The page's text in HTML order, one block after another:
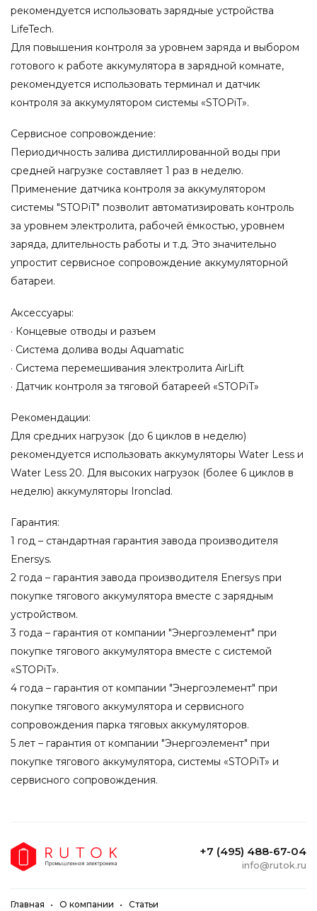
рекомендуется использовать зарядные устройства
LifeTech.
Для повышения контроля за уровнем заряда и выбором
готового к работе аккумулятора в зарядной комнате,
рекомендуется использовать терминал и датчик
контроля за аккумулятором системы «STOPiT».
Сервисное сопровождение:
Периодичность залива дистиллированной воды при
средней нагрузке составляет 1 раз в неделю.
Применение датчика контроля за аккумулятором
системы "STOPiT" позволит автоматизировать контроль
за уровнем электролита, рабочей ёмкостью, уровнем
заряда, длительность работы и т.д. Это значительно
упростит сервисное сопровождение аккумуляторной
батареи.
Аксессуары:
· Концевые отводы и разъем
· Система долива воды Aquamatic
· Система перемешивания электролита AirLift
· Датчик контроля за тяговой батареей «STOPiT»
Рекомендации:
Для средних нагрузок (до 6 циклов в неделю)
рекомендуется использовать аккумуляторы Water Less и
Water Less 20. Для высоких нагрузок (более 6 циклов в
неделю) аккумуляторы Ironclad.
Гарантия:
1 год – стандартная гарантия завода производителя
Enersys.
2 года – гарантия завода производителя Enersys при
покупке тягового аккумулятора вместе с зарядным
устройством.
3 года – гарантия от компании "Энергоэлемент" при
покупке тягового аккумулятора вместе с системой
«STOPiT».
4 года – гарантия от компании "Энергоэлемент" при
покупке тягового аккумулятора и сервисного
сопровождения парка тяговых аккумуляторов.
5 лет – гарантия от компании "Энергоэлемент" при
покупке тягового аккумулятора, системы «STOPiT» и
сервисного сопровождения.
+7 (495) 488-67-04
info@rutok.ru
Главная О компании Статьи